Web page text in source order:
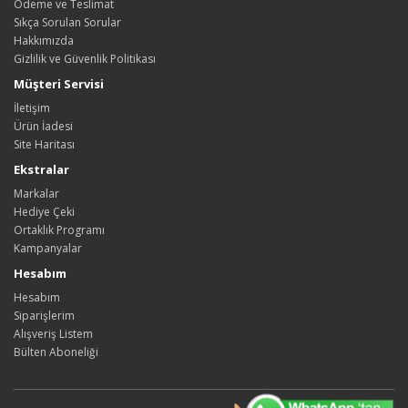
Ödeme ve Teslimat
Sıkça Sorulan Sorular
Hakkımızda
Gizlilik ve Güvenlik Politikası
Müşteri Servisi
İletişim
Ürün İadesi
Site Haritası
Ekstralar
Markalar
Hediye Çeki
Ortaklık Programı
Kampanyalar
Hesabım
Hesabım
Siparişlerim
Alışveriş Listem
Bülten Aboneliği